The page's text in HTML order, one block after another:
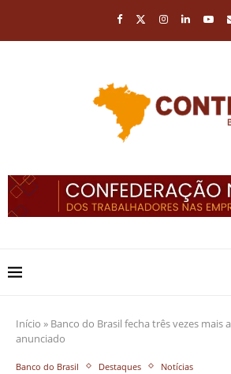
Início » Banco do Brasil fecha três vezes mais
anunciado
Banco do Brasil Destaques Notícias